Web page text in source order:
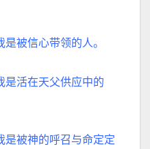
是被信心带领的人。
是活在天父供应中的
是被神的呼召与命定定